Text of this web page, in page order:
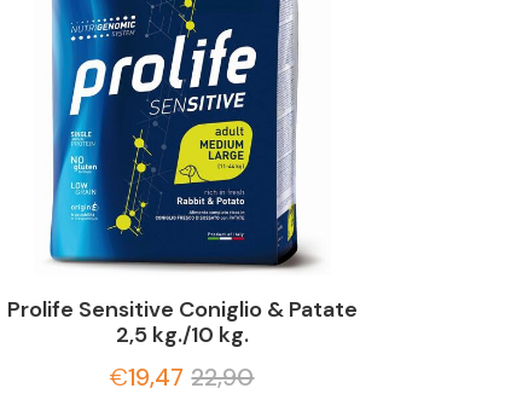
Prolife Sensitive Coniglio & Patate
2,5 kg./10 kg.
€19,47 22,90